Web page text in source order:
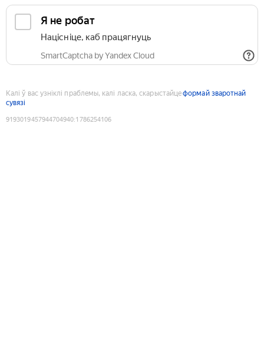
Я не робат
Націсніце, каб працягнуць
SmartCaptcha by Yandex Cloud
Калі ў вас узніклі праблемы, калі ласка, скарыстайцеформай зваротнай
сувязі
9193019457944704940:1786254106